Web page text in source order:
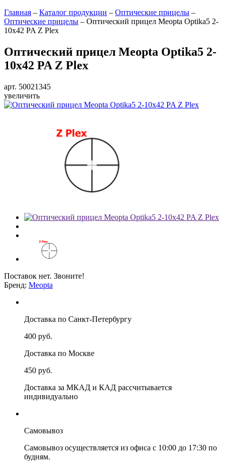
Главная – Каталог продукции – Оптические прицелы –
Оптические прицелы – Оптический прицел Meopta Optika5 2-
10x42 PA Z Plex
Оптический прицел Meopta Optika5 2-
10x42 PA Z Plex
арт. 50021345
увеличить
Поставок нет. Звоните!
Бренд: Meopta
Доставка по Санкт-Петербургу
400 руб.
Доставка по Москве
450 руб.
Доставка за МКАД и КАД рассчитывается
индивидуально
Самовывоз
Самовывоз осуществляется из офиса с 10:00 до 17:30 по
будням.